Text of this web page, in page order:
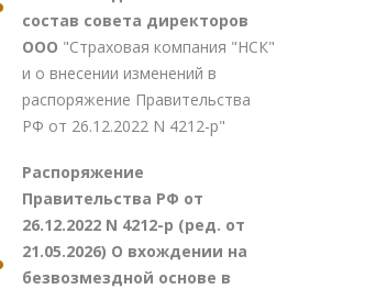
состав совета директоров
ООО "Страховая компания "НСК"
и о внесении изменений в
распоряжение Правительства
РФ от 26.12.2022 N 4212-р"
Распоряжение
Правительства РФ от
26.12.2022 N 4212-р (ред. от
21.05.2026) О вхождении на
безвозмездной основе в